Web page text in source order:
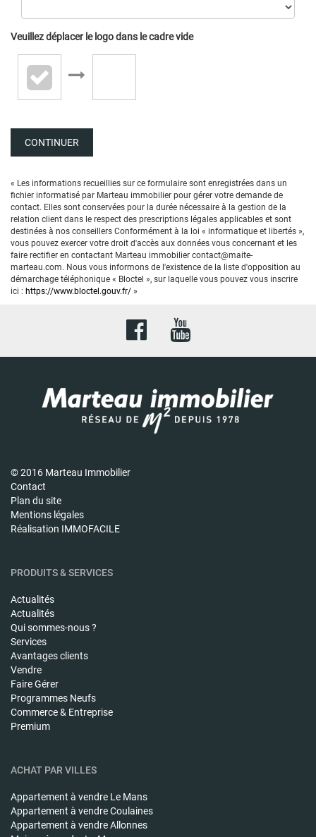
Veuillez déplacer le logo dans le cadre vide
CONTINUER
« Les informations recueillies sur ce formulaire sont enregistrées dans un
fichier informatisé par Marteau immobilier pour gérer votre demande de
contact. Elles sont conservées pour la durée nécessaire à la gestion de la
relation client dans le respect des prescriptions légales applicables et sont
destinées à nos conseillers Conformément à la loi « informatique et libertés »,
vous pouvez exercer votre droit d'accès aux données vous concernant et les
faire rectifier en contactant Marteau immobilier contact@maite-
marteau.com. Nous vous informons de l'existence de la liste d'opposition au
démarchage téléphonique « Bloctel », sur laquelle vous pouvez vous inscrire
ici : https://www.bloctel.gouv.fr/ »
© 2016 Marteau Immobilier
Contact
Plan du site
Mentions légales
Réalisation IMMOFACILE
PRODUITS & SERVICES
Actualités
Actualités
Qui sommes-nous ?
Services
Avantages clients
Vendre
Faire Gérer
Programmes Neufs
Commerce & Entreprise
Premium
ACHAT PAR VILLES
Appartement à vendre Le Mans
Appartement à vendreCoulaines
Appartement à vendreAllonnes